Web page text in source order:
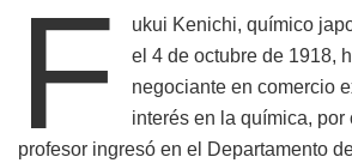
F
ukui Kenichi, químico
el 4 de octubre de 1918,
negociante en comercio
interés en la química, por
profesor ingresó en el Departamento